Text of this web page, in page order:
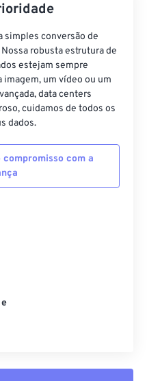
simples conversão de
robusta estrutura de
estejam sempre
um vídeo ou um
data centers
cuidamos de todos os
dados.
compromisso com a